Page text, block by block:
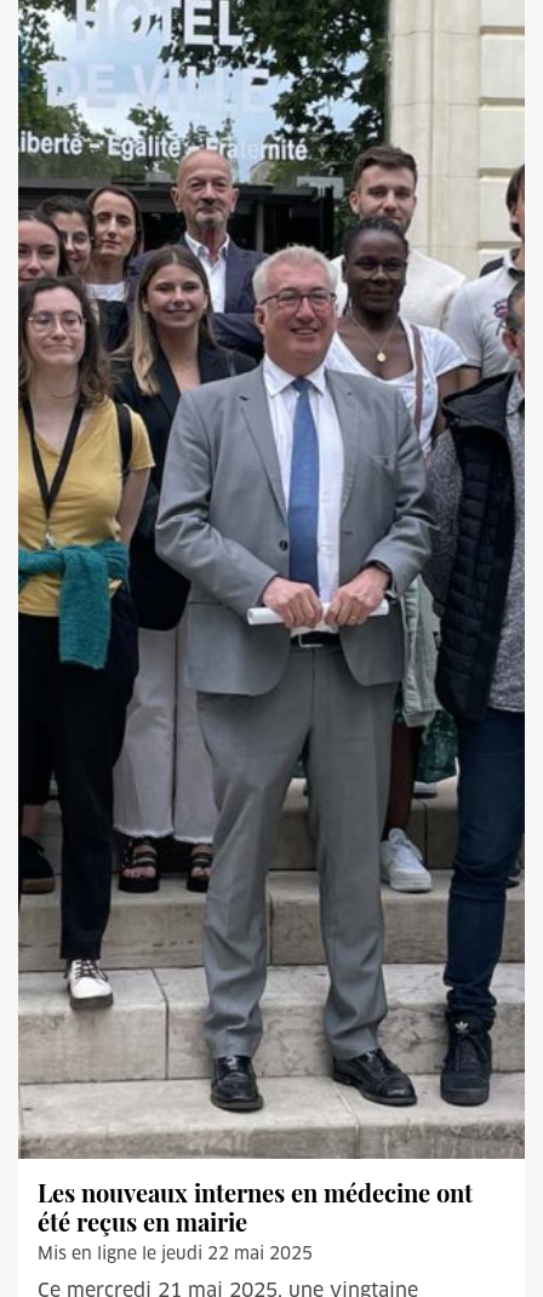
Les nouveaux internes en médecine ont
été reçus en mairie
Mis en ligne le jeudi 22 mai 2025
Ce mercredi 21 mai 2025, une vingtaine